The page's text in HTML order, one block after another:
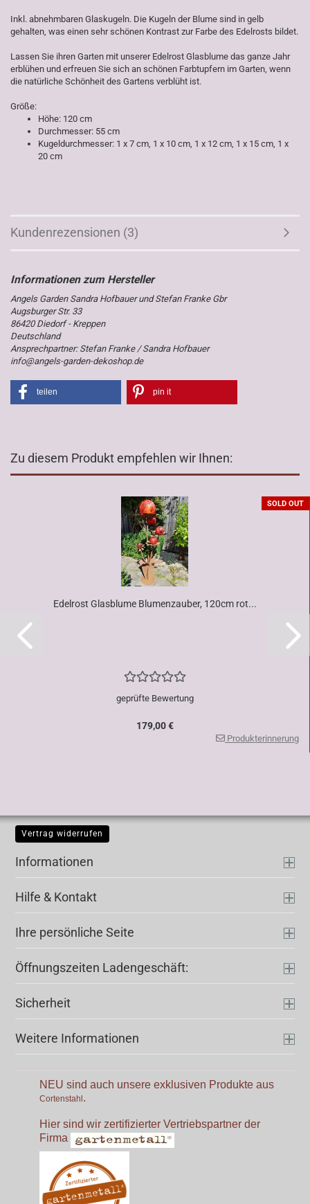
Inkl. abnehmbaren Glaskugeln. Die Kugeln der Blume sind in gelb
gehalten, was einen sehr schönen Kontrast zur Farbe des Edelrosts bildet.
Lassen Sie ihren Garten mit unserer Edelrost Glasblume das ganze Jahr
erblühen und erfreuen Sie sich an schönen Farbtupfern im Garten, wenn
die natürliche Schönheit des Gartens verblüht ist.
Größe:
Höhe: 120 cm
Durchmesser: 55 cm
Kugeldurchmesser: 1 x 7 cm, 1 x 10 cm, 1 x 12 cm, 1 x 15 cm, 1 x
20 cm
Kundenrezensionen (3)
Angels Garden Sandra Hofbauer und Stefan Franke Gbr
Augsburger Str. 33
86420 Diedorf - Kreppen
Deutschland
Ansprechpartner: Stefan Franke / Sandra Hofbauer
info@angels-garden-dekoshop.de
teilen pin it
Zu diesem Produkt empfehlen wir Ihnen:
SOLD OUT
Edelrost Glasblume Blumenzauber, 120cm rot...
geprüfte Bewertung
179,00 €
Produkterinnerung
Vertrag widerrufen
Informationen
Hilfe & Kontakt
Ihre persönliche Seite
Öffnungszeiten Ladengeschäft:
Sicherheit
Weitere Informationen
NEU sind auch unsere exklusiven Produkte aus
Cortenstahl.
Hier sind wir zertifizierter Vertriebspartner der
Firma